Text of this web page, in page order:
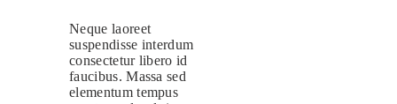
Neque laoreet
suspendisse interdum
consectetur libero id
faucibus. Massa sed
elementum tempus